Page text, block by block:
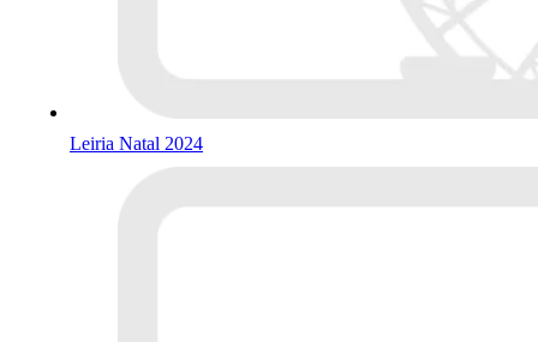
Leiria Natal 2024